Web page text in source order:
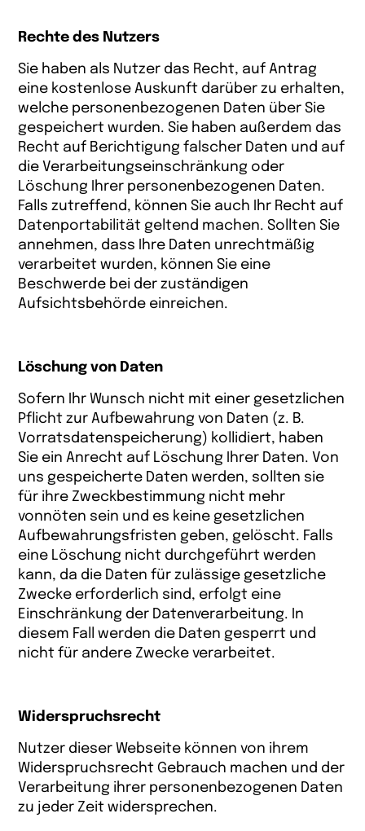
Rechte des Nutzers
Sie haben als Nutzer das Recht, auf Antrag
eine kostenlose Auskunft darüber zu erhalten,
welche personenbezogenen Daten über Sie
gespeichert wurden. Sie haben außerdem das
Recht auf Berichtigung falscher Daten und auf
die Verarbeitungseinschränkung oder
Löschung Ihrer personenbezogenen Daten.
Falls zutreffend, können Sie auch Ihr Recht auf
Datenportabilität geltend machen. Sollten Sie
annehmen, dass Ihre Daten unrechtmäßig
verarbeitet wurden, können Sie eine
Beschwerde bei der zuständigen
Aufsichtsbehörde einreichen.
Löschung von Daten
Sofern Ihr Wunsch nicht mit einer gesetzlichen
Pflicht zur Aufbewahrung von Daten (z. B.
Vorratsdatenspeicherung) kollidiert, haben
Sie ein Anrecht auf Löschung Ihrer Daten. Von
uns gespeicherte Daten werden, sollten sie
für ihre Zweckbestimmung nicht mehr
vonnöten sein und es keine gesetzlichen
Aufbewahrungsfristen geben, gelöscht. Falls
eine Löschung nicht durchgeführt werden
kann, da die Daten für zulässige gesetzliche
Zwecke erforderlich sind, erfolgt eine
Einschränkung der Datenverarbeitung. In
diesem Fall werden die Daten gesperrt und
nicht für andere Zwecke verarbeitet.
Widerspruchsrecht
Nutzer dieser Webseite können von ihrem
Widerspruchsrecht Gebrauch machen und der
Verarbeitung ihrer personenbezogenen Daten
zu jeder Zeit widersprechen.